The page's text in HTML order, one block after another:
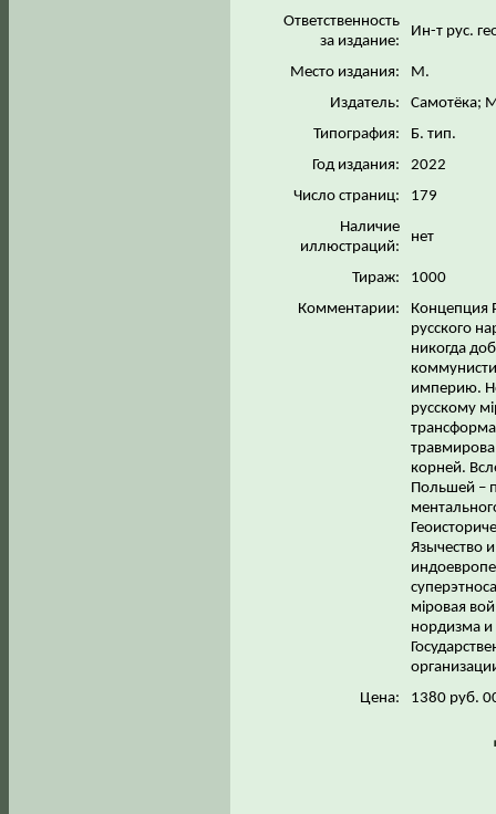
Ответственность
за издание:
Ин-т рус.
Место издания:
М.
Издатель:
Самотёка;
Типография:
Б. тип.
Год издания:
2022
Число страниц:
179
Наличие
иллюстраций:
нет
Тираж:
1000
Комментарии:
Концепция
русского
никогда
империю.
русскому
корней.
Польшей –
Язычество
мiровая
нордизма и
Цена:
1380 руб.